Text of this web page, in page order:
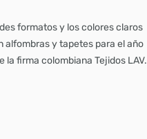
formatos y los colores claros
alfombras y tapetes para el año
la firma colombiana Tejidos LAV.